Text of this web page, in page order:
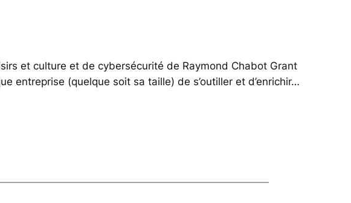
et culture et de cybersécurité de Raymond Chabot Grant
entreprise (quelque soit sa taille) de s’outiller et d’enrichir…